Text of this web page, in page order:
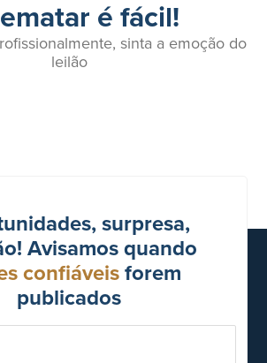
é fácil!
sinta a emoção do
leilão
surpresa,
Avisamos quando
confiáveis forem
publicados